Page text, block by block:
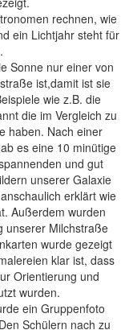
rechnen, wie
ein Lichtjahr steht für
Sonne nur einer von
ist,damit ist sie
wie z.B. die
die im Vergleich zu
haben. Nach einer
es eine 10 minütige
und gut
unserer Galaxie
erklärt wie
Außerdem wurden
unserer Milchstraße
wurde gezeigt
klar ist, dass
Orientierung und
wurden.
ein Gruppenfoto
Schülern nach zu